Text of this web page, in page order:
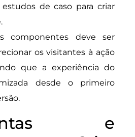
estudos de caso para criar
componentes deve ser
os visitantes à ação
que a experiência do
desde o primeiro
e